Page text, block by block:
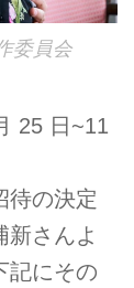
委員会
25 日~11
待の決定
新さんよ
記にその